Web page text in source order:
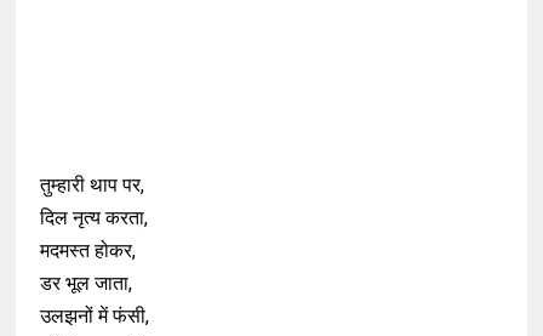
तुम्हारी थाप पर,
दिल नृत्य करता,
मदमस्त होकर,
डर भूल जाता,
उलझनों में फंसी,